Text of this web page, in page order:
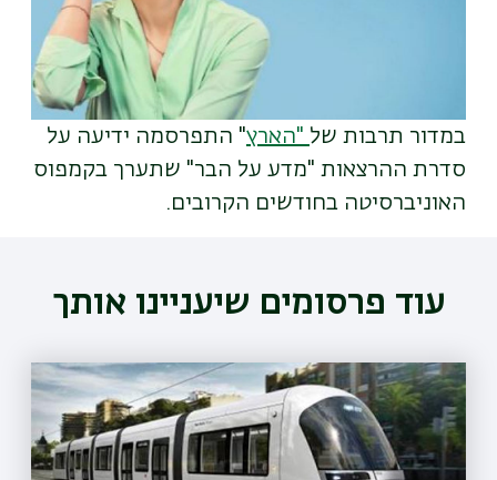
במדור תרבות של "הארץ" התפרסמה ידיעה על
סדרת ההרצאות "מדע על הבר" שתערך בקמפוס
האוניברסיטה בחודשים הקרובים.
עוד פרסומים שיעניינו אותך